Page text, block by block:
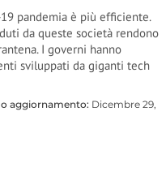
pandemia è più efficiente.
da queste società rendono
I governi hanno
sviluppati da giganti tech
aggiornamento: Dicembre 29,